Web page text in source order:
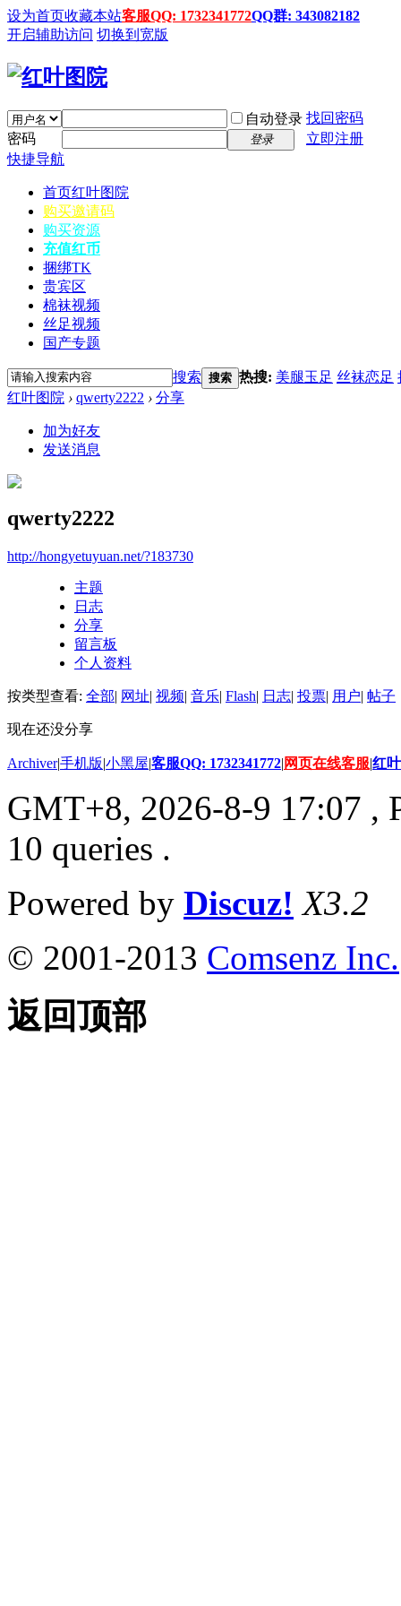
设为首页收藏本站客服QQ: 1732341772QQ群: 343082182
开启辅助访问 切换到宽版
自动登录 找回密码
密码
登录
立即注册
快捷导航
首页红叶图院
购买邀请码
购买资源
充值红币
捆绑TK
贵宾区
棉袜视频
丝足视频
国产专题
搜索 搜索 热搜: 美腿玉足 丝袜恋足
红叶图院 › qwerty2222 › 分享
加为好友
发送消息
qwerty2222
http://hongyetuyuan.net/?183730
主题
日志
分享
留言板
个人资料
按类型查看: 全部| 网址| 视频| 音乐| Flash| 日志| 投票| 用户| 帖子
现在还没分享
Archiver|手机版|小黑屋|客服QQ: 1732341772| 网页在线客服|红
GMT+8, 2026-8-9 17:07 ,
10 queries .
Powered by Discuz! X3.2
© 2001-2013 Comsenz Inc.
返回顶部